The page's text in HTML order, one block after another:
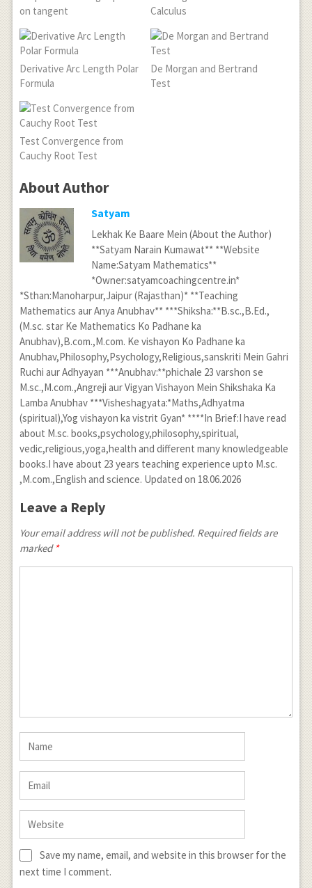
on tangent
Calculus
Derivative Arc Length Polar
Formula
De Morgan and Bertrand
Test
Test Convergence from
Cauchy Root Test
About Author
Satyam
Lekhak Ke Baare Mein (About the Author)
**Satyam Narain Kumawat** **Website
Name:Satyam Mathematics**
*Owner:satyamcoachingcentre.in*
*Sthan:Manoharpur,Jaipur (Rajasthan)* **Teaching
Mathematics aur Anya Anubhav** ***Shiksha:**B.sc.,B.Ed.,
(M.sc. star Ke Mathematics Ko Padhane ka
Anubhav),B.com.,M.com. Ke vishayon Ko Padhane ka
Anubhav,Philosophy,Psychology,Religious,sanskriti Mein Gahri
Ruchi aur Adhyayan ***Anubhav:**phichale 23 varshon se
M.sc.,M.com.,Angreji aur Vigyan Vishayon Mein Shikshaka Ka
Lamba Anubhav ***Visheshagyata:*Maths,Adhyatma
(spiritual),Yog vishayon ka vistrit Gyan* ****In Brief:I have read
about M.sc. books,psychology,philosophy,spiritual,
vedic,religious,yoga,health and different many knowledgeable
books.I have about 23 years teaching experience upto M.sc.
,M.com.,English and science. Updated on 18.06.2026
Leave a Reply
Your email address will not be published. Required fields are
marked *
Save my name, email, and website in this browser for the
next time I comment.